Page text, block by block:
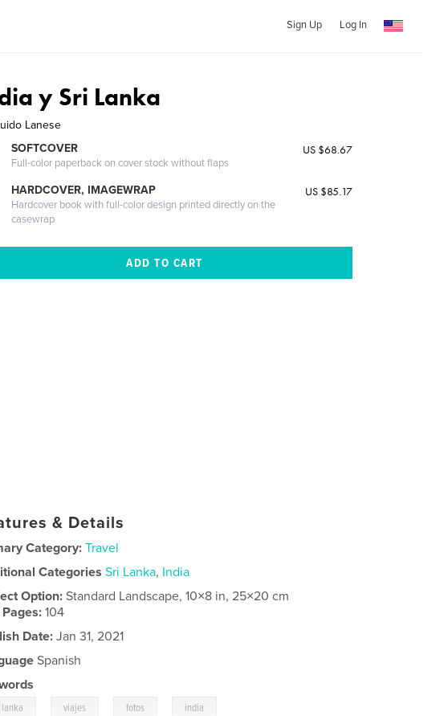
Sign Up Log In
y Sri Lanka
Lanese
SOFTCOVER
Full-color paperback on cover stock without flaps
US $68.67
HARDCOVER, IMAGEWRAP
Hardcover book with full-color design printed directly on the
casewrap
US $85.17
& Details
Category: Travel
Categories Sri Lanka, India
Option:Standard Landscape, 10×8 in, 25×20 cm
Pages:104
Date:Jan 31, 2021
Spanish
viajes fotos india